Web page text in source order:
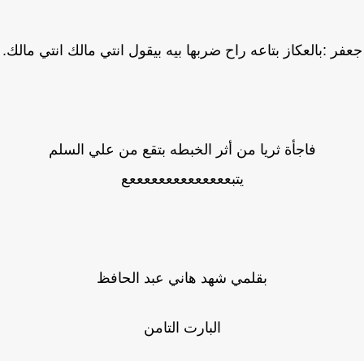
:بالعكاز بتاعه راح ضربها بيه بيقول انتي مالك انتي مالك.
فاجأة ثريا من أثر الخبطه بتقع من علي السلم
يتبععععععععععععععع
بقلمي شهد هاني عبد الحافظ
البارت التامن